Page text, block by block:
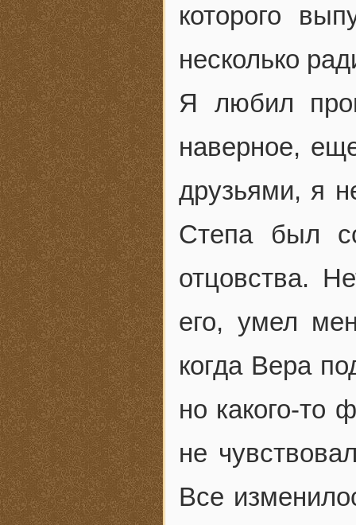
которого
несколько
Я любил
наверное,
друзьями, я
Степа был
отцовства.
его, умел
когда Вера
но какого-то
не
Все